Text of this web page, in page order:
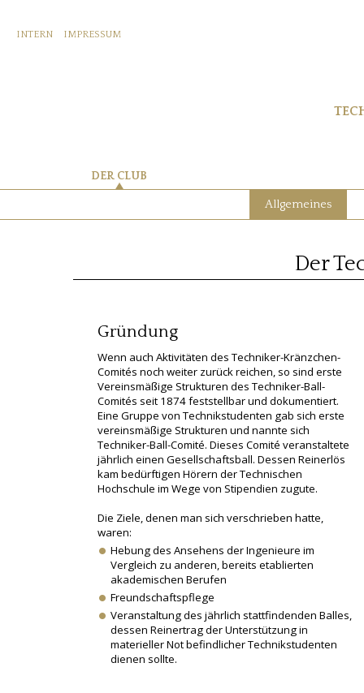
INTERN IMPRESSUM
DER CLUB
Allgemeines
Der
Gründung
Wenn auch Aktivitäten des Techniker-Kränzchen-
Comités noch weiter zurück reichen, so sind erste
Vereinsmäßige Strukturen des Techniker-Ball-
Comités seit 1874 feststellbar und dokumentiert.
Eine Gruppe von Technikstudenten gab sich erste
vereinsmäßige Strukturen und nannte sich
Techniker-Ball-Comité. Dieses Comité veranstaltete
jährlich einen Gesellschaftsball. Dessen Reinerlös
kam bedürftigen Hörern der Technischen
Hochschule im Wege von Stipendien zugute.
Die Ziele, denen man sich verschrieben hatte,
waren:
Hebung des Ansehens der Ingenieure im
Vergleich zu anderen, bereits etablierten
akademischen Berufen
Freundschaftspflege
Veranstaltung des jährlich stattfindenden Balles,
dessen Reinertrag der Unterstützung in
materieller Not befindlicher Technikstudenten
dienen sollte.